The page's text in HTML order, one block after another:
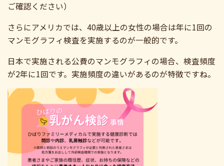
ご確認ください）
さらにアメリカでは、40歳以上の女性の場合は年に1回の
マンモグラフィ検査を実施するのが一般的です。
日本で実施される公費のマンモグラフィの場合、検査頻度
が2年に1回です。実施頻度の違いがあるのが特徴ですね。